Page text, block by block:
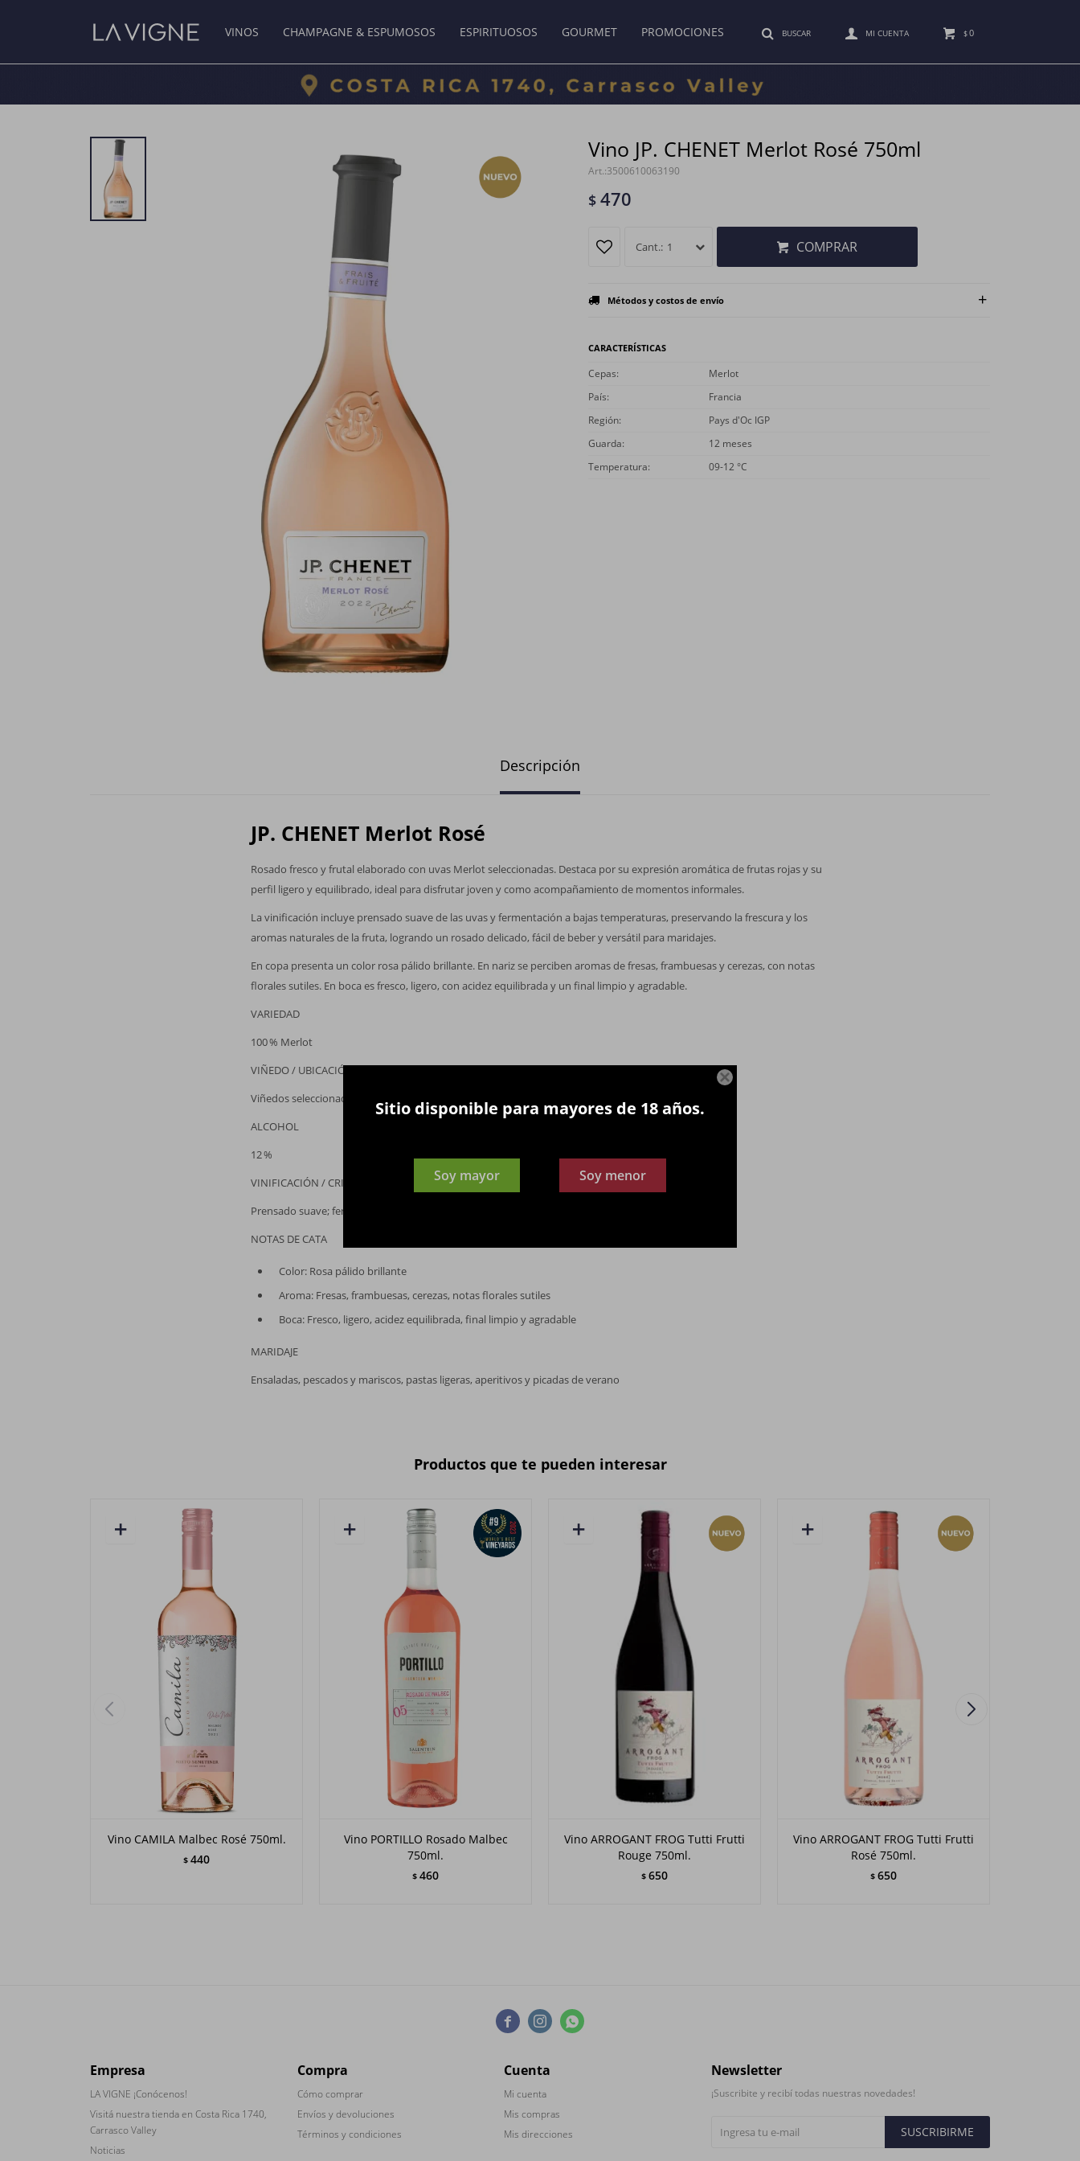

Sitio disponible para mayores de 18 años.
Soy mayor Soy menor
VINOS CHAMPAGNE & ESPUMOSOS ESPIRITUOSOS GOURMET PROMOCIONES $0
Vino JP. CHENET Merlot Rosé 750ml
3500610063190
$ 470
1 COMPRAR
Métodos y costos de envío
CARACTERÍSTICAS
Cepas
Merlot
País
Francia
Región
Pays d'Oc IGP
Guarda
12 meses
Temperatura
09-12 °C
Descripción
JP. CHENET Merlot Rosé
Rosado fresco y frutal elaborado con uvas Merlot seleccionadas. Destaca por su expresión aromática de frutas rojas y su
perfil ligero y equilibrado, ideal para disfrutar joven y como acompañamiento de momentos informales.
La vinificación incluye prensado suave de las uvas y fermentación a bajas temperaturas, preservando la frescura y los
aromas naturales de la fruta, logrando un rosado delicado, fácil de beber y versátil para maridajes.
En copa presenta un color rosa pálido brillante. En nariz se perciben aromas de fresas, frambuesas y cerezas, con notas
florales sutiles. En boca es fresco, ligero, con acidez equilibrada y un final limpio y agradable.
VARIEDAD
100 % Merlot
VIÑEDO / UBICACIÓN
Viñedos seleccionados, región de producción de JP Chenet
ALCOHOL
12 %
VINIFICACIÓN / CRIANZA
Prensado suave; fermentación a bajas temperaturas para preservar frescura y aromas
NOTAS DE CATA
Color: Rosa pálido brillante
Aroma: Fresas, frambuesas, cerezas, notas florales sutiles
Boca: Fresco, ligero, acidez equilibrada, final limpio y agradable
MARIDAJE
Ensaladas, pescados y mariscos, pastas ligeras, aperitivos y picadas de verano
Productos que te pueden interesar
Vino CAMILA Malbec Rosé 750ml.
$ 440
Vino PORTILLO Rosado Malbec
750ml.
$ 460
Vino ARROGANT FROG Tutti Frutti
Rouge 750ml.
$ 650
Vino ARROGANT FROG Tutti Frutti
Rosé 750ml.
$ 650
  
Empresa
LA VIGNE ¡Conócenos!
Visitá nuestra tienda en Costa Rica 1740,
Carrasco Valley
Noticias
Compra
Cómo comprar
Envíos y devoluciones
Términos y condiciones
Cuenta
Mi cuenta
Mis compras
Mis direcciones
Newsletter
¡Suscribite y recibí todas nuestras novedades!
SUSCRIBIRME